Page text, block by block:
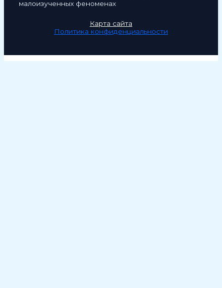
малоизученных феноменах
Карта сайта
Политика конфиденциальности